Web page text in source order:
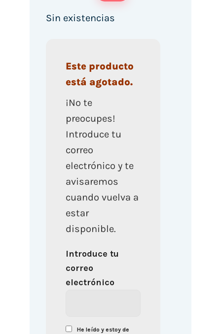
Sin existencias
Este producto
está agotado.
¡No te
preocupes!
Introduce tu
correo
electrónico y te
avisaremos
cuando vuelva a
estar
disponible.
Introduce tu
correo
electrónico
He leído y estoy de